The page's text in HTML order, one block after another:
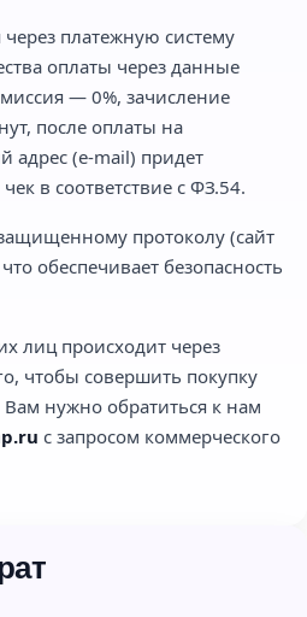
платежную систему
оплаты через данные
— 0%, зачисление
после оплаты на
адрес (e-mail) придет
в соответствие с ФЗ.54.
протоколу (сайт
обеспечивает безопасность
лиц происходит через
чтобы совершить покупку
нужно обратиться к нам
с запросом коммерческого